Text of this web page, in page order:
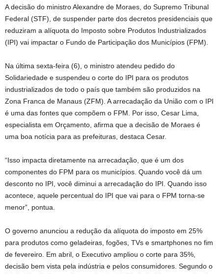
A decisão do ministro Alexandre de Moraes, do Supremo Tribunal
Federal (STF), de suspender parte dos decretos presidenciais que
reduziram a alíquota do Imposto sobre Produtos Industrializados
(IPI) vai impactar o Fundo de Participação dos Municípios (FPM).
Na última sexta-feira (6), o ministro atendeu pedido do
Solidariedade e suspendeu o corte do IPI para os produtos
industrializados de todo o país que também são produzidos na
Zona Franca de Manaus (ZFM). A arrecadação da União com o IPI
é uma das fontes que compõem o FPM. Por isso, Cesar Lima,
especialista em Orçamento, afirma que a decisão de Moraes é
uma boa notícia para as prefeituras, destaca Cesar.
“Isso impacta diretamente na arrecadação, que é um dos
componentes do FPM para os municípios. Quando você dá um
desconto no IPI, você diminui a arrecadação do IPI. Quando isso
acontece, aquele percentual do IPI que vai para o FPM torna-se
menor”, pontua.
O governo anunciou a redução da alíquota do imposto em 25%
para produtos como geladeiras, fogões, TVs e smartphones no fim
de fevereiro. Em abril, o Executivo ampliou o corte para 35%,
decisão bem vista pela indústria e pelos consumidores. Segundo o